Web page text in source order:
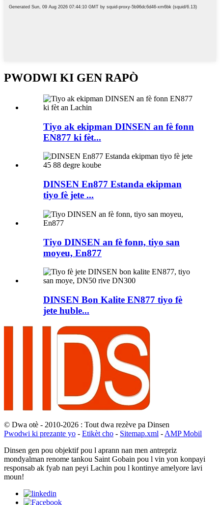
PWODWI KI GEN RAPÒ
Tiyo ak ekipman DINSEN an fè fonn
EN877 ki fèt...
DINSEN En877 Estanda ekipman
tiyo fè jete ...
Tiyo DINSEN an fè fonn, tiyo san
moyeu, En877
DINSEN Bon Kalite EN877 tiyo fè
jete huble...
© Dwa otè - 2010-2026 : Tout dwa rezève pa Dinsen
Pwodwi ki prezante yo - Etikèt cho - Sitemap.xml - AMP Mobil
Dinsen gen pou objektif pou l aprann nan men antrepriz
mondyalman renome tankou Saint Gobain pou l vin yon konpayi
responsab ak fyab nan peyi Lachin pou l kontinye amelyore lavi
moun!